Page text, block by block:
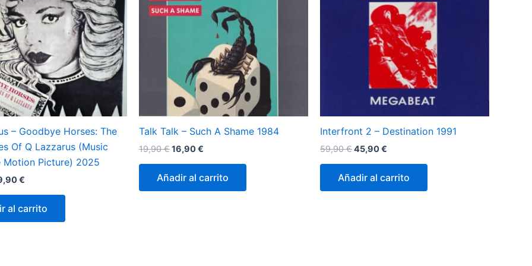
– Goodbye Horses: The
Of Q Lazzarus (Music
Motion Picture) 2025
€.
€
es:
39,90 €.
al carrito
Talk Talk – Such A Shame 1984
19,90€El
era:
19,90 €.
16,90€
es:
16,90 €.
Añadir al carrito
Interfront 2 ‎– Destination 1991
59,90€El
era:
59,90 €.
45,90€
es:
45,90 €.
Añadir al carrito